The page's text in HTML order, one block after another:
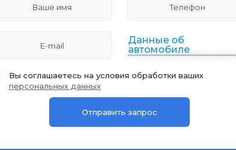
Данные об
автомобиле
Вы соглашаетесь на условия обработки ваших
персональных данных